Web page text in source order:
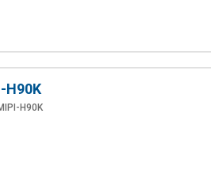
H90K
H90K